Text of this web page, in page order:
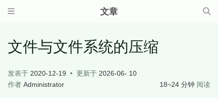
文章
文件与文件系统的压缩
发表于 2020-12-19 更新于 2026-06- 10
作者 Administrator 18~24 分钟 阅读